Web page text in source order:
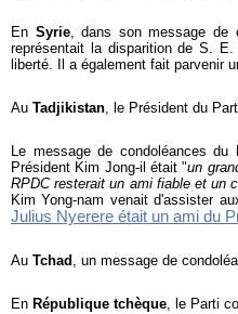
En Syrie, dans son message de
représentait la disparition de S.
liberté. Il a également fait parvenir
Au Tadjikistan, le Président du
Le message de condoléances
Président Kim Jong-il était "un
RPDC resterait un ami fiable et un
Kim Yong-nam venait d'assister
Julius Nyerere était un ami du
Au Tchad , un message de
En République tchèque, le Parti